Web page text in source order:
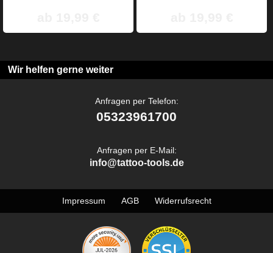
Wir helfen gerne weiter
Anfragen per Telefon:
05323961700
Anfragen per E-Mail:
info@tattoo-tools.de
Impressum AGB Widerrufsrecht